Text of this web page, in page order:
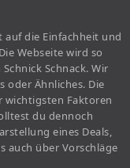
auf die Einfachheit und
Webseite wird so
Schnack. Wir
oder Ähnliches. Die
wichtigsten Faktoren
du dennoch
eines Deals,
auch über Vorschläge